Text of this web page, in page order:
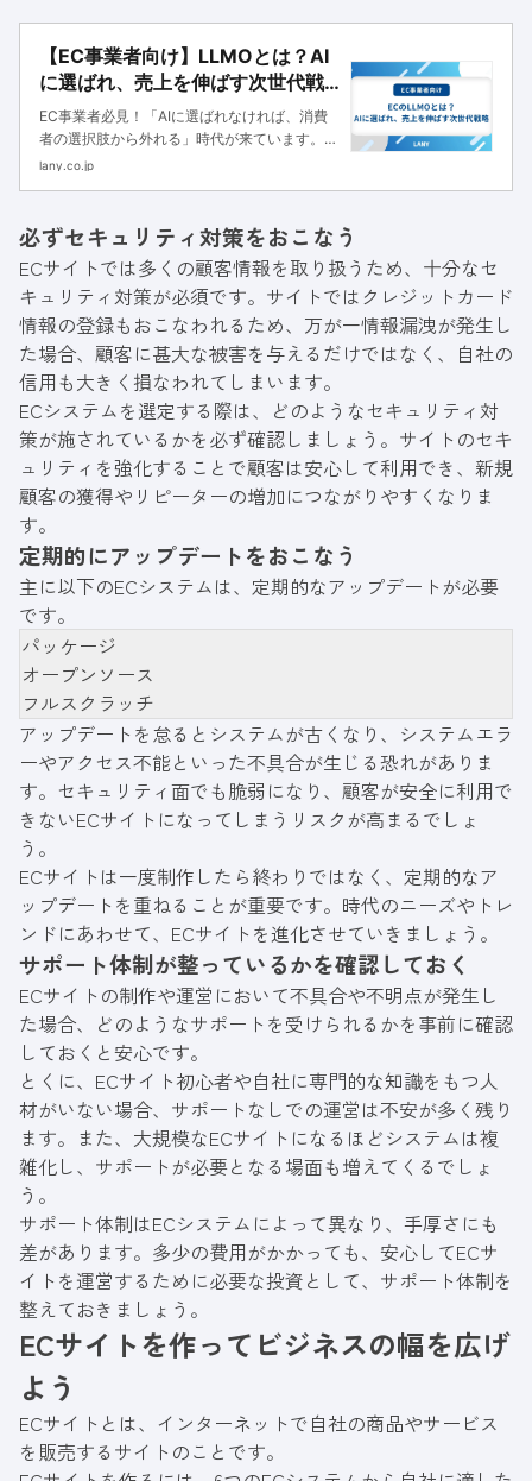
【EC事業者向け】LLMOとは？AI
に選ばれ、売上を伸ばす次世代戦
略を解説
EC事業者必見！「AIに選ばれなければ、消費
者の選択肢から外れる」時代が来ています。将
来の顧客との出会いそのものを失ってしまう前
を詳しく解説します。
lany.co.jp
必ずセキュリティ対策をおこなう
ECサイトでは多くの顧客情報を取り扱うため、十分なセ
キュリティ対策が必須です。サイトではクレジットカード
情報の登録もおこなわれるため、万が一情報漏洩が発生し
た場合、顧客に甚大な被害を与えるだけではなく、自社の
信用も大きく損なわれてしまいます。
ECシステムを選定する際は、どのようなセキュリティ対
策が施されているかを必ず確認しましょう。サイトのセキ
ュリティを強化することで顧客は安心して利用でき、新規
顧客の獲得やリピーターの増加につながりやすくなりま
す。
定期的にアップデートをおこなう
主に以下のECシステムは、定期的なアップデートが必要
です。
パッケージ
オープンソース
フルスクラッチ
アップデートを怠るとシステムが古くなり、システムエラ
ーやアクセス不能といった不具合が生じる恐れがありま
す。セキュリティ面でも脆弱になり、顧客が安全に利用で
きないECサイトになってしまうリスクが高まるでしょ
う。
ECサイトは一度制作したら終わりではなく、定期的なア
ップデートを重ねることが重要です。時代のニーズやトレ
ンドにあわせて、ECサイトを進化させていきましょう。
サポート体制が整っているかを確認しておく
ECサイトの制作や運営において不具合や不明点が発生し
た場合、どのようなサポートを受けられるかを事前に確認
しておくと安心です。
とくに、ECサイト初心者や自社に専門的な知識をもつ人
材がいない場合、サポートなしでの運営は不安が多く残り
ます。また、大規模なECサイトになるほどシステムは複
雑化し、サポートが必要となる場面も増えてくるでしょ
う。
サポート体制はECシステムによって異なり、手厚さにも
差があります。多少の費用がかかっても、安心してECサ
イトを運営するために必要な投資として、サポート体制を
整えておきましょう。
ECサイトを作ってビジネスの幅を広げ
よう
ECサイトとは、インターネットで自社の商品やサービス
を販売するサイトのことです。